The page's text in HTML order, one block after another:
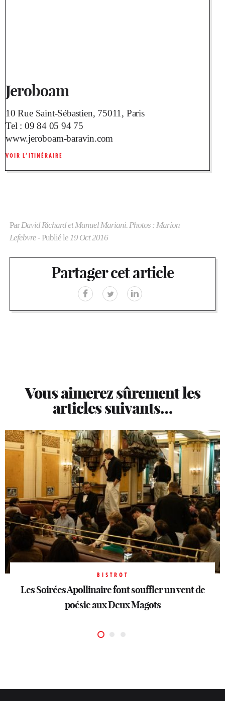
Jeroboam
10 Rue Saint-Sébastien, 75011, Paris
Tel : 09 84 05 94 75
www.jeroboam-baravin.com
VOIR L’ITINÉRAIRE
ParDavid Richard et Manuel Mariani. Photos : Marion
Lefebvre- Publié le 19 Oct 2016
Partager cet article
Vous aimerez sûrement les
articles suivants…
BISTROT
Les Soirées Apollinaire font souffler un vent de
poésie aux Deux Magots
BISTROT
Billie : nouveau QG des nuits stylées
BISTROT
Joli, le Marais chic côté jardin